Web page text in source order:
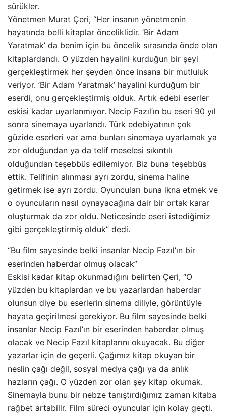
sürükler.
Yönetmen Murat Çeri, “Her insanın yönetmenin
hayatında belli kitaplar önceliklidir. ’Bir Adam
Yaratmak’ da benim için bu öncelik sırasında önde olan
kitaplardandı. O yüzden hayalini kurduğun bir şeyi
gerçekleştirmek her şeyden önce insana bir mutluluk
veriyor. ’Bir Adam Yaratmak’ hayalini kurduğum bir
eserdi, onu gerçekleştirmiş olduk. Artık edebi eserler
eskisi kadar uyarlanmıyor. Necip Fazıl’ın bu eseri 90 yıl
sonra sinemaya uyarlandı. Türk edebiyatının çok
güzide eserleri var ama bunları sinemaya uyarlamak ya
zor olduğundan ya da telif meselesi sıkıntılı
olduğundan teşebbüs edilemiyor. Biz buna teşebbüs
ettik. Telifinin alınması ayrı zordu, sinema haline
getirmek ise ayrı zordu. Oyuncuları buna ikna etmek ve
o oyuncuların nasıl oynayacağına dair bir ortak karar
oluşturmak da zor oldu. Neticesinde eseri istediğimiz
gibi gerçekleştirmiş olduk” dedi.
“Bu film sayesinde belki insanlar Necip Fazıl’ın bir
eserinden haberdar olmuş olacak”
Eskisi kadar kitap okunmadığını belirten Çeri, “O
yüzden bu kitaplardan ve bu yazarlardan haberdar
olunsun diye bu eserlerin sinema diliyle, görüntüyle
hayata geçirilmesi gerekiyor. Bu film sayesinde belki
insanlar Necip Fazıl’ın bir eserinden haberdar olmuş
olacak ve Necip Fazıl kitaplarını okuyacak. Bu diğer
yazarlar için de geçerli. Çağımız kitap okuyan bir
neslin çağı değil, sosyal medya çağı ya da anlık
hazların çağı. O yüzden zor olan şey kitap okumak.
Sinemayla bunu bir nebze tanıştırdığımız zaman kitaba
rağbet artabilir. Film süreci oyuncular için kolay geçti.